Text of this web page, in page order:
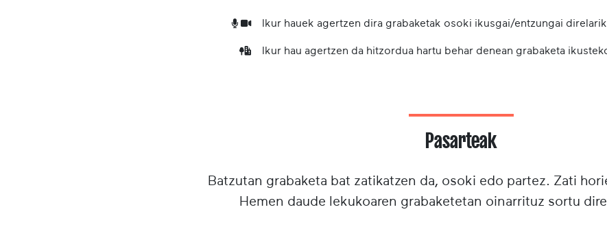
Ikur hauek agertzen dira grabaketak osoki ikusgai/entzungai direlarik
Ikur hau agertzen da hitzordua hartu behar denean grabaketa
Pasarteak
Batzutan grabaketa bat zatikatzen da, osoki edo partez. Zati
Hemen daude lekukoaren grabaketetan oinarrituz sortu